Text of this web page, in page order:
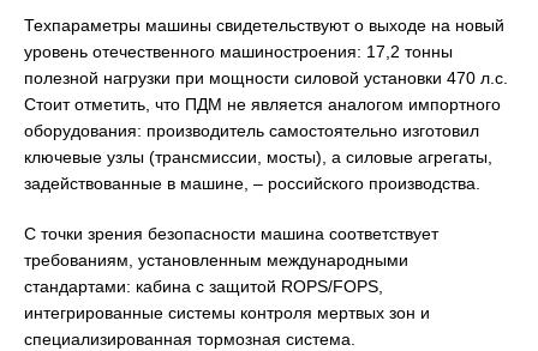
Техпараметры машины свидетельствуют о выходе на новый
уровень отечественного машиностроения: 17,2 тонны
полезной нагрузки при мощности силовой установки 470 л.с.
Стоит отметить, что ПДМ не является аналогом импортного
оборудования: производитель самостоятельно изготовил
ключевые узлы (трансмиссии, мосты), а силовые агрегаты,
задействованные в машине, – российского производства.
С точки зрения безопасности машина соответствует
требованиям, установленным международными
стандартами: кабина с защитой ROPS/FOPS,
интегрированные системы контроля мертвых зон и
специализированная тормозная система.